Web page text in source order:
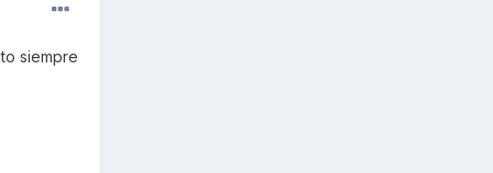
siempre